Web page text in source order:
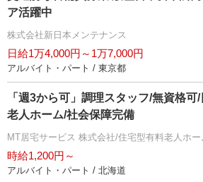
ア活躍中
株式会社新日本メンテナンス
日給1万4,000円～1万7,000円
アルバイト・パート / 東京都
「週3から可」調理スタッフ/無資格
老人ホーム/社会保障完備
MT居宅サービス 株式会社/住宅型有料老人ホ
時給1,200円～
アルバイト・パート / 北海道